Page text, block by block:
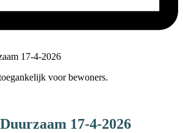
voor bewoners.
17-4-2026